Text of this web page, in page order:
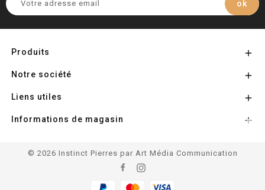
Produits 
Notre société 
Liens utiles 
Informations de magasin 
© 2026 Instinct Pierres par Art Média Communication